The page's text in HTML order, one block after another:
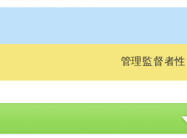
管理監督者性